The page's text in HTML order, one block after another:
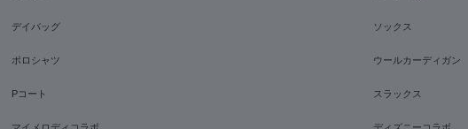
デイバッグ ソックス
ポロシャツ ウールカーディガン
Pコート スラックス